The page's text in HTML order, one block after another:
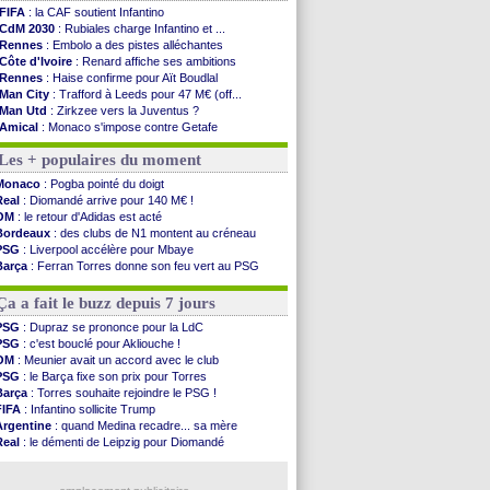
FIFA : la CAF soutient Infantino
CdM 2030 : Rubiales charge Infantino et ...
Rennes : Embolo a des pistes alléchantes
Côte d'Ivoire : Renard affiche ses ambitions
Rennes : Haise confirme pour Aït Boudlal
Man City : Trafford à Leeds pour 47 M€ (off...
Man Utd : Zirkzee vers la Juventus ?
Amical : Monaco s'impose contre Getafe
Nantes: Der Zakarian et sa relation avec Kita
OM: le club prêt à libérer Kondogbia ?
Monaco: le message touchant d'Akliouche
FIFA: Tebas en remet une couche
FIFA : l'UEFA maintient la pression
PSG: Tebas encense Luis Enrique
Real: Vinicius jusqu'en 2032 (officiel)
Lyon: Mangala va rejoindre Getafe
OM: une offre refusée pour Aguerd
Real: c'est confirmé pour Vinicius
Troyes: Junior Diaz jusqu'en 2030 (officiel)
PSG : Akliouche a signé (officiel)
OM : une offre pour Bulka
PSG: contrat signé pour Akliouche
Ouganda: Owori battu à mort à Kampala
Arsenal: Arteta veut créer une dynastie
Voir les brèves précédentes
+ populaires du moment
: Pogba pointé du doigt
: Diomandé arrive pour 140 M€ !
: le retour d'Adidas est acté
: des clubs de N1 montent au créneau
: Liverpool accélère pour Mbaye
: Ferran Torres donne son feu vert au PSG
City: Rodri préfère le Barça au Real !
a fait le buzz depuis 7 jours
: Dupraz se prononce pour la LdC
: c'est bouclé pour Akliouche !
: Meunier avait un accord avec le club
: le Barça fixe son prix pour Torres
: Torres souhaite rejoindre le PSG !
: Infantino sollicite Trump
: quand Medina recadre... sa mère
: le démenti de Leipzig pour Diomandé